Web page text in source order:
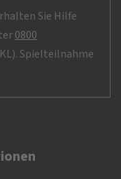
Sie Hilfe
0800
Spielteilnahme